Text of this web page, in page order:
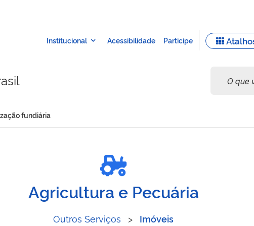
fundiária
Agricultura e Pecuária
Outros Serviços > Imóveis